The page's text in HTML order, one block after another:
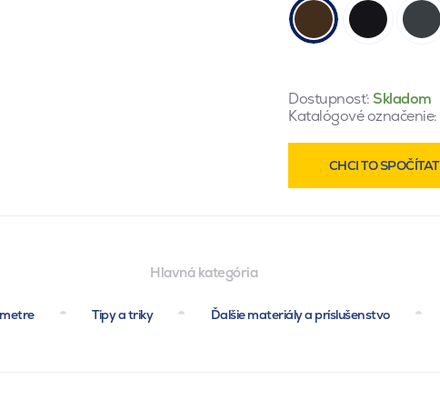
Dostupnosť: Skladom
Katalógové označenie:
CHCI TO SPOČÍTAT
Hlavná kategória
Tipy a triky Ďalšie materiály a príslušenstvo